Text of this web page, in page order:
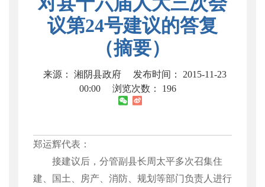
议第24号建议的答复
（摘要）
来源： 湘阴县政府
发布时间： 2015-11-23
00:00
浏览次数： 196
郑运辉代表：
接建议后，分管副县长周太平多次召集住
建、国土、房产、消防、规划等部门负责人进行